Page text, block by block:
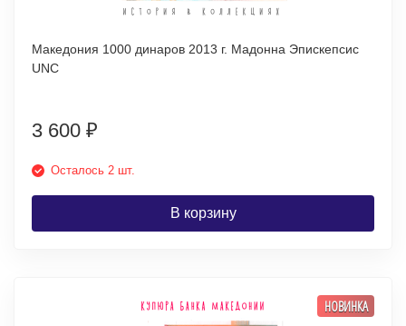
Македония 1000 динаров 2013 г. Мадонна Эпискепсис
UNC
3 600 ₽
Осталось 2 шт.
В корзину
НОВИНКА